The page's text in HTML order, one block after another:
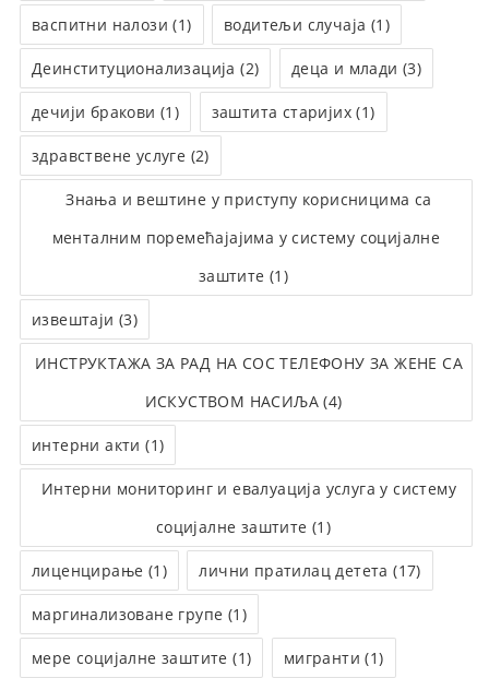
васпитни налози (1) водитељи случаја (1)
Деинституционализација (2) деца и млади (3)
дечији бракови (1) заштита старијих (1)
здравствене услуге (2)
Знања и вештине у приступу корисницима са
менталним поремећајајима у систему социјалне
заштите (1)
извештаји (3)
ИНСТРУКТАЖА ЗА РАД НА СОС ТЕЛЕФОНУ ЗА ЖЕНЕ СА
ИСКУСТВОМ НАСИЉА (4)
интерни акти (1)
Интерни мониторинг и евалуација услуга у систему
социјалне заштите (1)
лиценцирање (1) лични пратилац детета (17)
маргинализоване групе (1)
мере социјалне заштите (1) мигранти (1)